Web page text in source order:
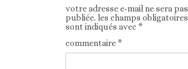
votre adresse e-mail ne sera pas
publiée. les champs obligatoires
sont indiqués avec*
commentaire*